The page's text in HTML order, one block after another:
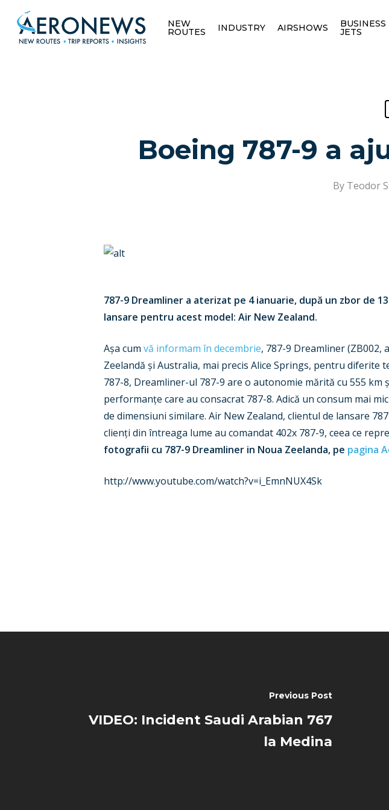
NEW
ROUTES INDUSTRY AIRSHOWS BUSINESS
JETS
Boeing 787-9 a
By Teodor
787-9 Dreamliner a aterizat pe 4 ianuarie, după un zbor de
lansare pentru acest model: Air New Zealand.
Așa cum vă informam în decembrie, 787-9 Dreamliner (ZB002,
Zeelandă și Australia, mai precis Alice Springs, pentru
787-8, Dreamliner-ul 787-9 are o autonomie mărită cu 555
performanțe care au consacrat 787-8. Adică un consum mai
de dimensiuni similare. Air New Zealand, clientul de lansare
clienți din întreaga lume au comandat 402x 787-9, ceea ce
fotografii cu 787-9 Dreamliner in Noua Zeelanda, pe pagina
http://www.youtube.com/watch?v=i_EmnNUX4Sk
Previous Post
VIDEO: Incident Saudi Arabian 767
la Medina